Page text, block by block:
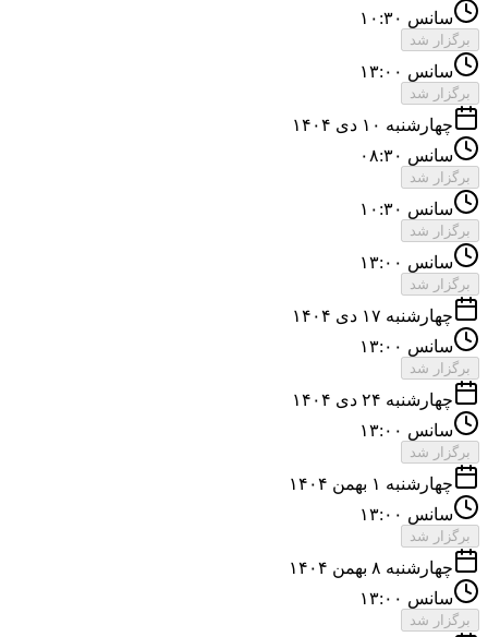
سانس ۱۰:۳۰
برگزار شد
سانس ۱۳:۰۰
برگزار شد
چهارشنبه ۱۰ دی ۱۴۰۴
سانس ۰۸:۳۰
برگزار شد
سانس ۱۰:۳۰
برگزار شد
سانس ۱۳:۰۰
برگزار شد
چهارشنبه ۱۷ دی ۱۴۰۴
سانس ۱۳:۰۰
برگزار شد
چهارشنبه ۲۴ دی ۱۴۰۴
سانس ۱۳:۰۰
برگزار شد
چهارشنبه ۱ بهمن ۱۴۰۴
سانس ۱۳:۰۰
برگزار شد
چهارشنبه ۸ بهمن ۱۴۰۴
سانس ۱۳:۰۰
برگزار شد